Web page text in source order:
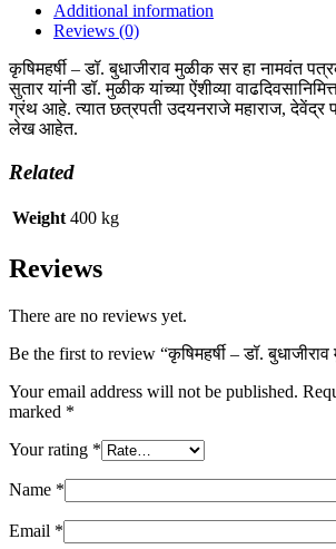
quantityAdditional information
Reviews (0)
कृषिमहर्षी – डॉ. बुधाजीराव मुळीक सर हा नामवंत
सुतार यांनी डॉ. मुळीक यांच्या ऐंशीव्या
ग्रंथ आहे. त्यात छत्रपती उदयनराजे महाराज, देवेंद्र
लेख आहेत.
Related
Weight 400 kg
Reviews
There are no reviews yet.
Be the first to review “कृषिमहर्षी – डॉ.
Your email address will not be published.
marked *
Your rating *
Name *
Email *